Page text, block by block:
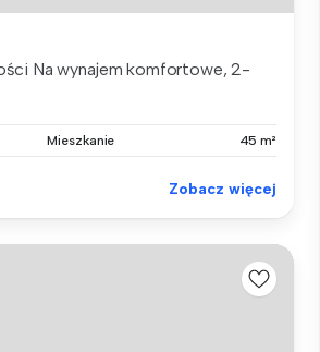
Na wynajem komfortowe, 2-
Mieszkanie 45 m²
Zobacz więcej